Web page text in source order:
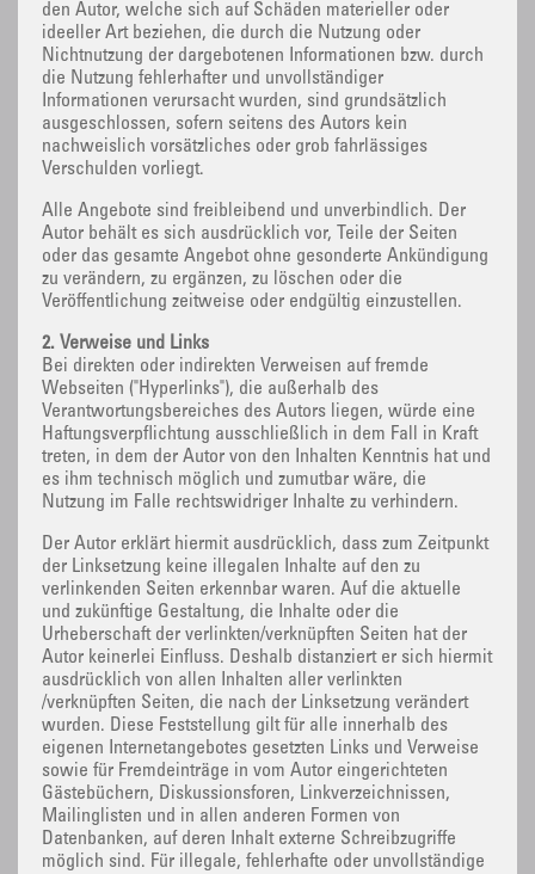
den Autor, welche sich auf Schäden materieller oder
ideeller Art beziehen, die durch die Nutzung oder
Nichtnutzung der dargebotenen Informationen bzw. durch
die Nutzung fehlerhafter und unvollständiger
Informationen verursacht wurden, sind grundsätzlich
ausgeschlossen, sofern seitens des Autors kein
nachweislich vorsätzliches oder grob fahrlässiges
Verschulden vorliegt.
Alle Angebote sind freibleibend und unverbindlich. Der
Autor behält es sich ausdrücklich vor, Teile der Seiten
oder das gesamte Angebot ohne gesonderte Ankündigung
zu verändern, zu ergänzen, zu löschen oder die
Veröffentlichung zeitweise oder endgültig einzustellen.
2. Verweise und Links
Bei direkten oder indirekten Verweisen auf fremde
Webseiten ("Hyperlinks"), die außerhalb des
Verantwortungsbereiches des Autors liegen, würde eine
Haftungsverpflichtung ausschließlich in dem Fall in Kraft
treten, in dem der Autor von den Inhalten Kenntnis hat und
es ihm technisch möglich und zumutbar wäre, die
Nutzung im Falle rechtswidriger Inhalte zu verhindern.
Der Autor erklärt hiermit ausdrücklich, dass zum Zeitpunkt
der Linksetzung keine illegalen Inhalte auf den zu
verlinkenden Seiten erkennbar waren. Auf die aktuelle
und zukünftige Gestaltung, die Inhalte oder die
Urheberschaft der verlinkten/verknüpften Seiten hat der
Autor keinerlei Einfluss. Deshalb distanziert er sich hiermit
ausdrücklich von allen Inhalten aller verlinkten
/verknüpften Seiten, die nach der Linksetzung verändert
wurden. Diese Feststellung gilt für alle innerhalb des
eigenen Internetangebotes gesetzten Links und Verweise
sowie für Fremdeinträge in vom Autor eingerichteten
Gästebüchern, Diskussionsforen, Linkverzeichnissen,
Mailinglisten und in allen anderen Formen von
Datenbanken, auf deren Inhalt externe Schreibzugriffe
möglich sind. Für illegale, fehlerhafte oder unvollständige